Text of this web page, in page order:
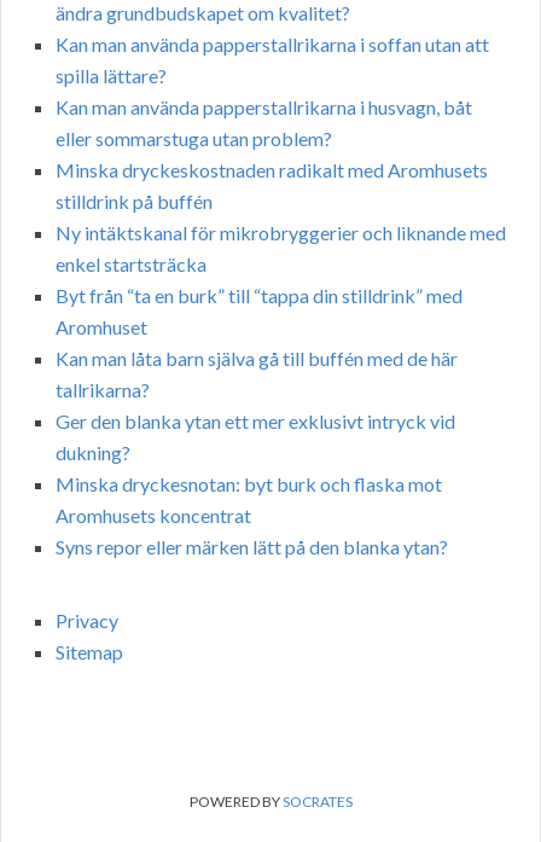
ändra grundbudskapet om kvalitet?
Kan man använda papperstallrikarna i soffan utan att
spilla lättare?
Kan man använda papperstallrikarna i husvagn, båt
eller sommarstuga utan problem?
Minska dryckeskostnaden radikalt med Aromhusets
stilldrink på buffén
Ny intäktskanal för mikrobryggerier och liknande med
enkel startsträcka
Byt från “ta en burk” till “tappa din stilldrink” med
Aromhuset
Kan man låta barn själva gå till buffén med de här
tallrikarna?
Ger den blanka ytan ett mer exklusivt intryck vid
dukning?
Minska dryckesnotan: byt burk och flaska mot
Aromhusets koncentrat
Syns repor eller märken lätt på den blanka ytan?
Privacy
Sitemap
POWERED BYSOCRATES